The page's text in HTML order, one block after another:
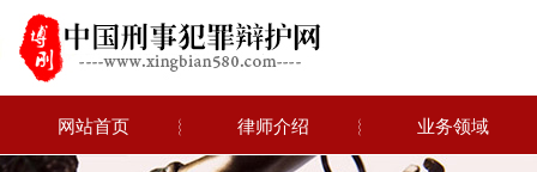
网站首页 ︴ 律师介绍 ︴ 业务领域